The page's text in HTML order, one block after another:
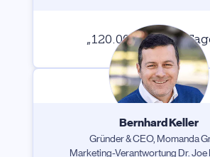
„120.000 € in 30
Bernhard Keller
Gründer & CEO, Momanda
Marketing-Verantwortung Dr. Joe